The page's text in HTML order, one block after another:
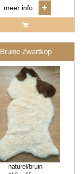
meer info
Bruine Zwartkop
naturel/bruin